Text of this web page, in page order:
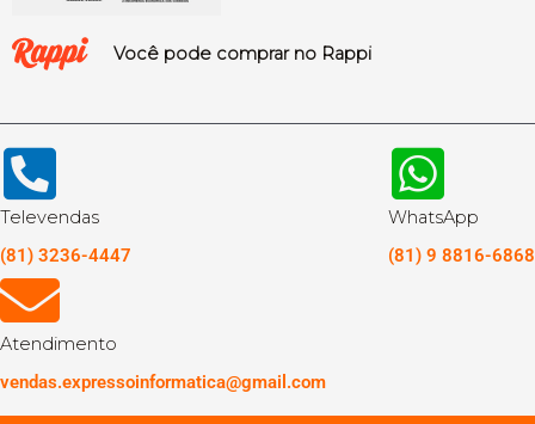
Você pode comprar no Rappi
Televendas
(81) 3236-4447
WhatsApp
(81) 9 8816-6868
Atendimento
vendas.expressoinformatica@gmail.com